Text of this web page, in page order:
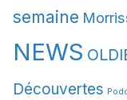
semaine
NEWS
Découvertes